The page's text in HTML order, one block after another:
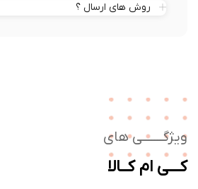
روش های ارسال ؟
های
ام کــالا